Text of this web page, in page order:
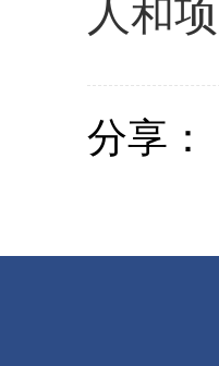
人和
分享：